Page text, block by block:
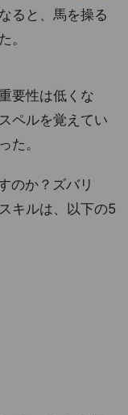
ると、馬を操る
。
要性は低くな
ペルを覚えてい
た。
のか？ズバリ
キルは、以下の5